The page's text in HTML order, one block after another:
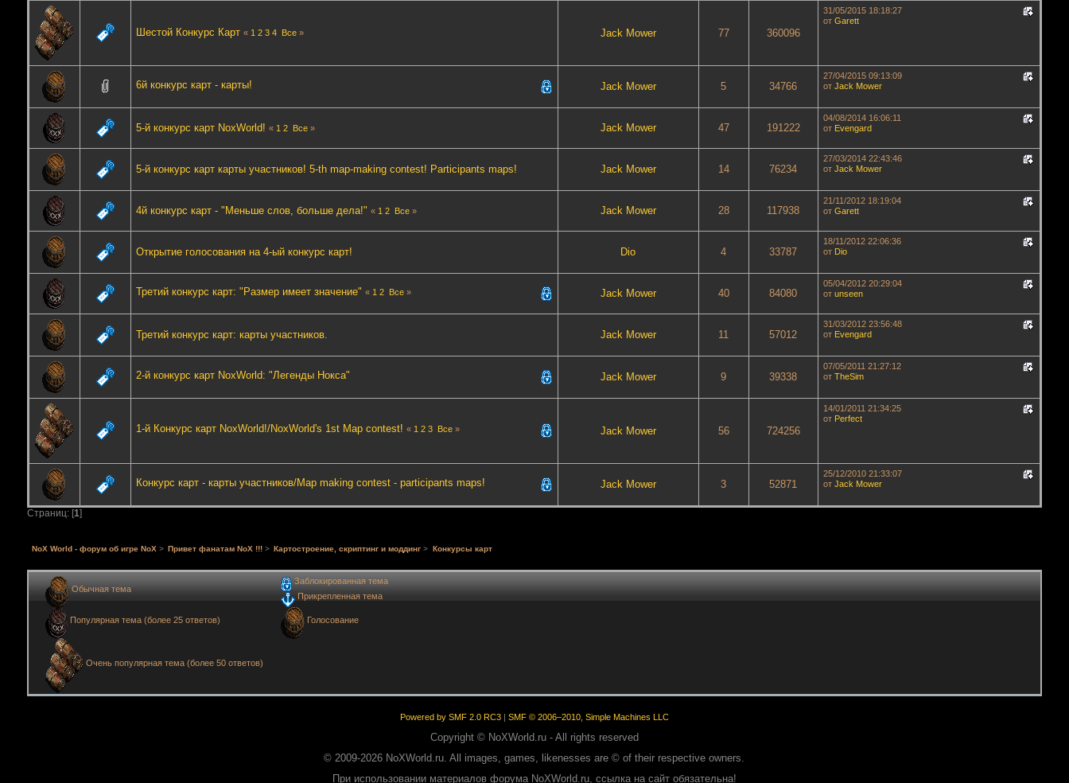
Шестой Конкурс Карт « 1 2 3 4 Все » Jack Mower 77 360096
31/05/2015 18:18:27
отGarett
6й конкурс карт - карты! Jack Mower 5 34766
27/04/2015 09:13:09
отJack Mower
5-й конкурс карт NoxWorld! « 1 2 Все » Jack Mower 47 191222
04/08/2014 16:06:11
от Evengard
5-й конкурс карт карты участников! 5-th map-making contest! Participants maps! Jack Mower 14 76234
27/03/2014 22:43:46
отJack Mower
4й конкурс карт - "Меньше слов, больше дела!" « 1 2 Все » Jack Mower 28 117938
21/11/2012 18:19:04
отGarett
Открытие голосования на 4-ый конкурс карт! Dio 4 33787
18/11/2012 22:06:36
от Dio
Третий конкурс карт: "Размер имеет значение" « 1 2 Все » Jack Mower 40 84080
05/04/2012 20:29:04
отunseen
Третий конкурс карт: карты участников. Jack Mower 11 57012
31/03/2012 23:56:48
от Evengard
2-й конкурс карт NoxWorld: "Легенды Нокса" Jack Mower 9 39338
07/05/2011 21:27:12
отTheSim
1-й Конкурс карт NoxWorld!/NoxWorld's 1st Map contest!« 1 2 3 Все » Jack Mower 56 724256
14/01/2011 21:34:25
от Perfect
Конкурс карт - карты участников/Map making contest - participants maps! Jack Mower 3 52871
25/12/2010 21:33:07
отJack Mower
Страниц: [1]
NoX World - форум об игре NoX > Привет фанатам NoX !!! > Картостроение, скриптинг и моддинг > Конкурсы карт
Обычная тема
Популярная тема (более 25 ответов)
Очень популярная тема (более 50 ответов)
Заблокированная тема
Прикрепленная тема
Голосование
Powered by SMF 2.0 RC3| SMF © 2006–2010, Simple Machines LLC
Copyright © NoXWorld.ru - All rights reserved
© 2009-2026 NoXWorld.ru. All images, games, likenesses are © of their respective owners.
При использовании материалов форума NoXWorld.ru, ссылка на сайт обязательна!